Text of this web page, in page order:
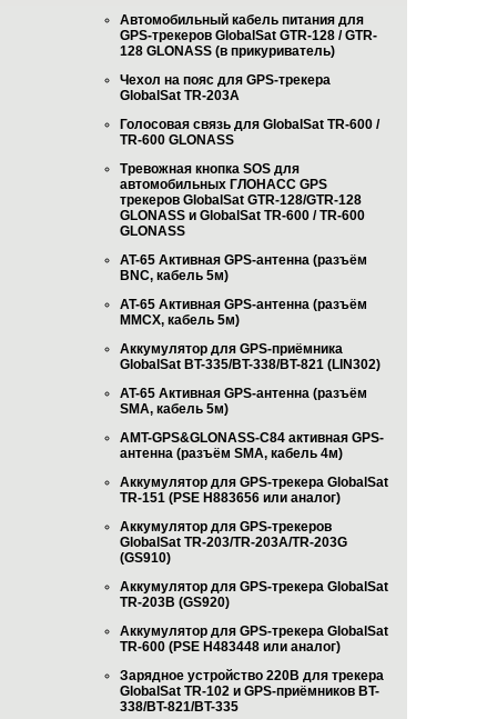
Автомобильный кабель питания для
GPS-трекеров GlobalSat GTR-128 / GTR-
128 GLONASS (в прикуриватель)
Чехол на пояс для GPS-трекера
GlobalSat TR-203A
Голосовая связь для GlobalSat TR-600 /
TR-600 GLONASS
Тревожная кнопка SOS для
автомобильных ГЛОНАСС GPS
трекеров GlobalSat GTR-128/GTR-128
GLONASS и GlobalSat TR-600 / TR-600
GLONASS
AT-65 Активная GPS-антенна (разъём
BNC, кабель 5м)
AT-65 Активная GPS-антенна (разъём
MMCX, кабель 5м)
Аккумулятор для GPS-приёмника
GlobalSat BT-335/BT-338/BT-821 (LIN302)
AT-65 Активная GPS-антенна (разъём
SMA, кабель 5м)
AMT-GPS&GLONASS-C84 активная GPS-
антенна (разъём SMA, кабель 4м)
Аккумулятор для GPS-трекера GlobalSat
TR-151 (PSE H883656 или аналог)
Аккумулятор для GPS-трекеров
GlobalSat TR-203/TR-203A/TR-203G
(GS910)
Аккумулятор для GPS-трекера GlobalSat
TR-203B (GS920)
Аккумулятор для GPS-трекера GlobalSat
TR-600 (PSE H483448 или аналог)
Зарядное устройство 220В для трекера
GlobalSat TR-102 и GPS-приёмников BT-
338/BT-821/BT-335